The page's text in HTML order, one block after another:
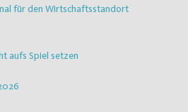
für den Wirtschaftsstandort
aufs Spiel setzen